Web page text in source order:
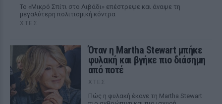
Το «Μικρό Σπίτι στο Λιβάδι» επέστρεψε και άναψε τη
μεγαλύτερη πολιτισμική κόντρα
ΧΤΕΣ
Όταν η Martha Stewart μπήκε
φυλακή και βγήκε πιο διάσημη
από ποτέ
ΧΤΕΣ
Πώς η φυλακή έκανε τη Martha Stewart